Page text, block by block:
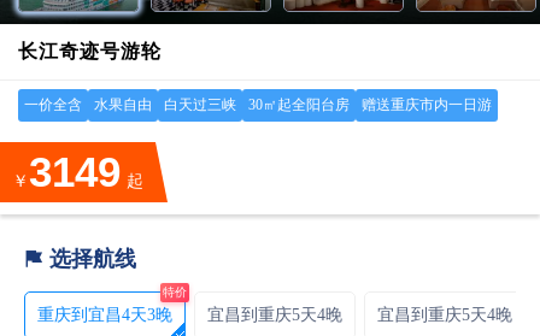
长江奇迹号游轮
一价全含 水果自由 白天过三峡 30㎡起全阳台房 赠送重庆市内一日游
￥ 3149 起
 选择航线
重庆到宜昌4天3晚
特价
宜昌到重庆5天4晚 宜昌到重庆5天4晚（